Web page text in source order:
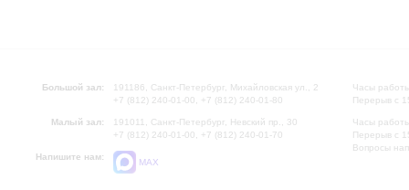
Большой зал:
191186, Санкт-Петербург, Михайловская ул., 2
+7 (812) 240-01-00, +7 (812) 240-01-80
Малый зал:
191011, Санкт-Петербург, Невский пр., 30
+7 (812) 240-01-00, +7 (812) 240-01-70
Напишите нам:
MAX
Часы
Перерыв с
Часы
Перерыв с
Вопросы